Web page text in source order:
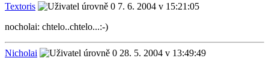
Textoris
7. 6. 2004 v 15:21:05
nocholai: chtelo..chtelo...:-)
Nicholai
28. 5. 2004 v 13:49:49